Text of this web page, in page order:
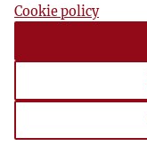
Cookie policy
Cookie settings